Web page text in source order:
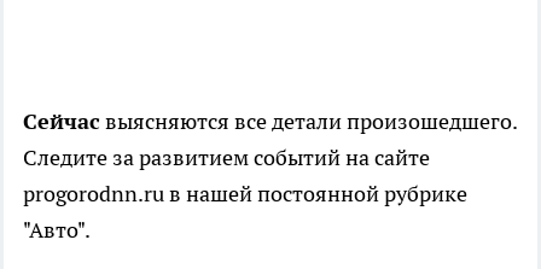
Сейчас выясняются все детали произошедшего.
Следите за развитием событий на сайте
progorodnn.ru в нашей постоянной рубрике
"Авто".